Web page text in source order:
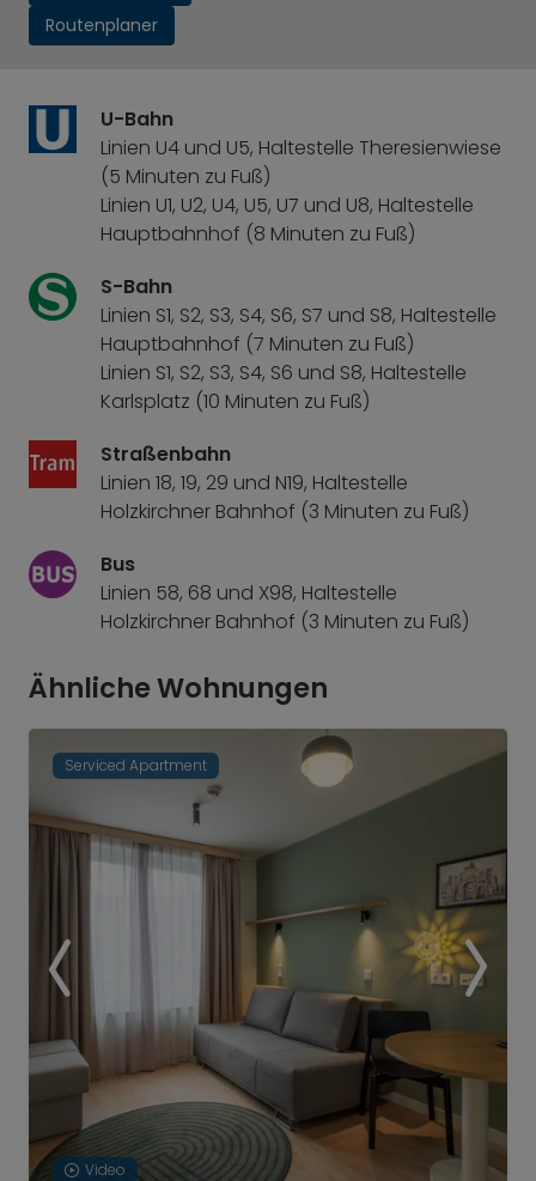
Routenplaner
U-Bahn
Linien U4 und U5, Haltestelle Theresienwiese
(5 Minuten zu Fuß)
Linien U1, U2, U4, U5, U7 und U8, Haltestelle
Hauptbahnhof (8 Minuten zu Fuß)
S-Bahn
Linien S1, S2, S3, S4, S6, S7 und S8, Haltestelle
Hauptbahnhof (7 Minuten zu Fuß)
Linien S1, S2, S3, S4, S6 und S8, Haltestelle
Karlsplatz (10 Minuten zu Fuß)
Straßenbahn
Linien 18, 19, 29 und N19, Haltestelle
Holzkirchner Bahnhof (3 Minuten zu Fuß)
Bus
Linien 58, 68 und X98, Haltestelle
Holzkirchner Bahnhof (3 Minuten zu Fuß)
Ähnliche Wohnungen
Serviced Apartment
Video